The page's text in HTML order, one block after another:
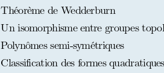
Théorème de Wedderburn
Un isomorphisme entre groupes
Polynômes semi-symétriques
Classification des formes